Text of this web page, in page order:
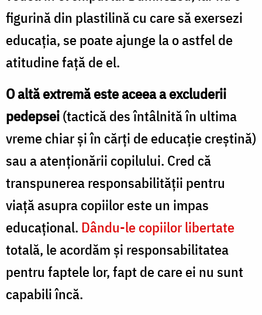
figurină din plastilină cu care să exersezi
educaţia, se poate ajunge la o astfel de
atitudine faţă de el.
O altă extremă este aceea a excluderii
pedepsei(tactică des întâlnită în ultima
vreme chiar şi în cărţi de educaţie creştină)
sau a atenţionării copilului. Cred că
transpunerea responsabilităţii pentru
viaţă asupra copiilor este un impas
educaţional. Dându-le copiilor libertate
totală, le acordăm şi responsabilitatea
pentru faptele lor, fapt de care ei nu sunt
capabili încă.